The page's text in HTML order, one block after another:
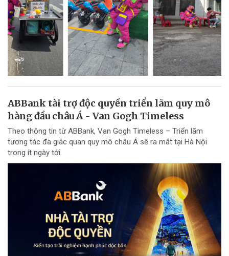
ABBank tài trợ độc quyền triển lãm quy mô
hàng đầu châu Á - Van Gogh Timeless
Theo thông tin từ ABBank, Van Gogh Timeless – Triển lãm
tương tác đa giác quan quy mô châu Á sẽ ra mắt tại Hà Nội
trong ít ngày tới.